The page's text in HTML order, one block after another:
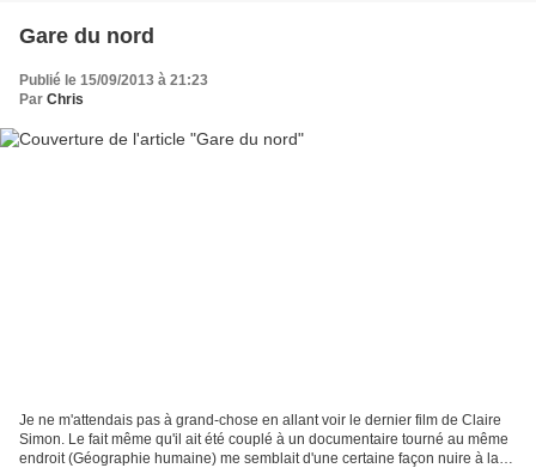
Gare du nord
Publié le 15/09/2013 à 21:23
Par Chris
Je ne m'attendais pas à grand-chose en allant voir le dernier film de Claire
Simon. Le fait même qu'il ait été couplé à un documentaire tourné au même
endroit (Géographie humaine) me semblait d'une certaine façon nuire à la